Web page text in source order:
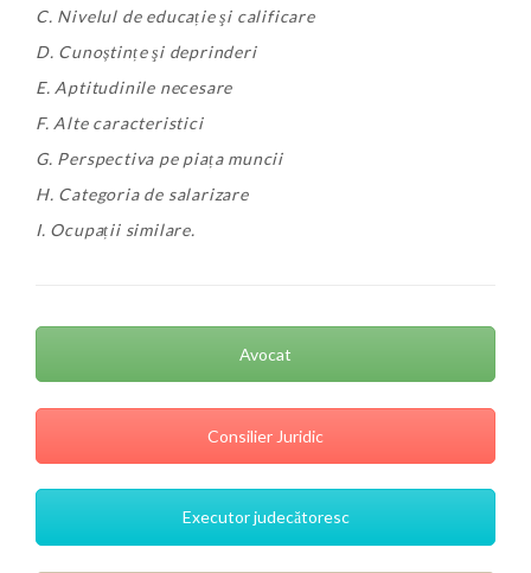
C. Nivelul de educație şi calificare
D. Cunoștințe şi deprinderi
E. Aptitudinile necesare
F. Alte caracteristici
G. Perspectiva pe piața muncii
H. Categoria de salarizare
I. Ocupații similare.
Avocat
Consilier Juridic
Executor judecătoresc